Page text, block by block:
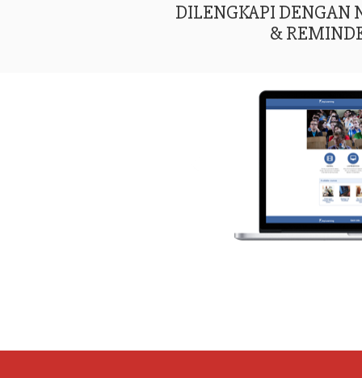
DILENGKAPI DENGAN
&